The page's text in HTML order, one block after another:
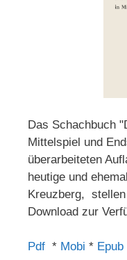
Das Schachbuch
Mittelspiel und
überarbeiteten
heutige und
Kreuzberg,
Download zur
Pdf * Mobi * Epub